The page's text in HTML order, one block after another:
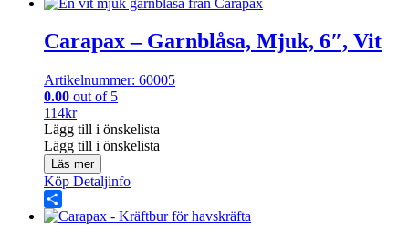
Share
Carapax – Garnblåsa, Mjuk, 6″, Vit
Artikelnummer: 60005
0.00 out of 5
114kr
Lägg till i önskelista
Lägg till i önskelista
Läs mer
Köp Detaljinfo
Share